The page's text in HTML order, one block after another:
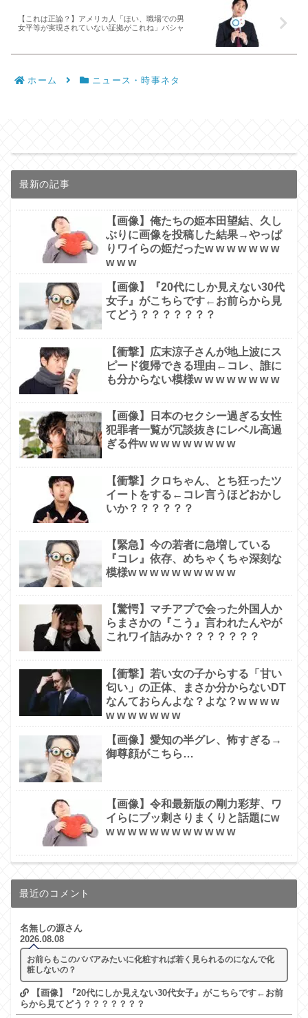
【これは正論？】アメリカ人「ほい、職場での男
女平等が実現されていない証拠がこれね」パシャ
ホーム ニュース・時事ネタ
最新の記事
【画像】俺たちの姫本田望結、久し
ぶりに画像を投稿した結果→やっぱ
りワイらの姫だったw w w w w w w
w w w
【画像】『20代にしか見えない30代
女子』がこちらです←お前らから見
てどう？？？？？？？
【衝撃】広末涼子さんが地上波にス
ピード復帰できる理由←コレ、誰に
も分からない模様w w w w w w w w
【画像】日本のセクシー過ぎる女性
犯罪者一覧が冗談抜きにレベル高過
ぎる件w w w w w w w w w
【衝撃】クロちゃん、とち狂ったツ
イートをする←コレ言うほどおかし
いか？？？？？？
【緊急】今の若者に急増している
『コレ』依存、めちゃくちゃ深刻な
模様w w w w w w w w w w
【驚愕】マチアプで会った外国人か
らまさかの『こう』言われたんやが
これワイ詰みか？？？？？？？
【衝撃】若い女の子からする「甘い
匂い」の正体、まさか分からないDT
なんておらんよな？よな？w w w w
w w w w w w w
【画像】愛知の半グレ、怖すぎる→
御尊顔がこちら…
【画像】令和最新版の剛力彩芽、ワ
イらにブッ刺さりまくりと話題にw
w w w w w w w w w w w w
最近のコメント
名無しの源さん
2026.08.08
お前らもこのババアみたいに化粧すれば若く見られるのになんで化
粧しないの？
【画像】『20代にしか見えない30代女子』がこちらです←お前
らから見てどう？？？？？？？